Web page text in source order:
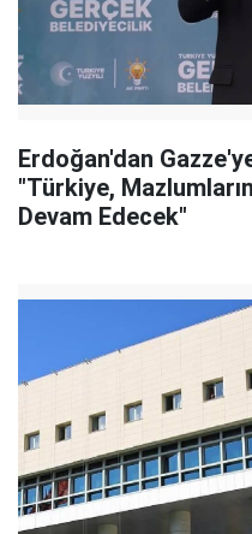
Erdoğan'dan
"Türkiye,
Devam Edecek"